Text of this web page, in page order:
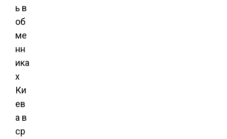
ь в
об
ме
нн
ика
х
Ки
ев
а в
ср